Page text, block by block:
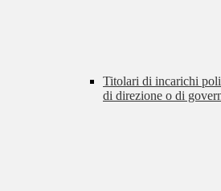
Titolari di incarichi
di direzione o di